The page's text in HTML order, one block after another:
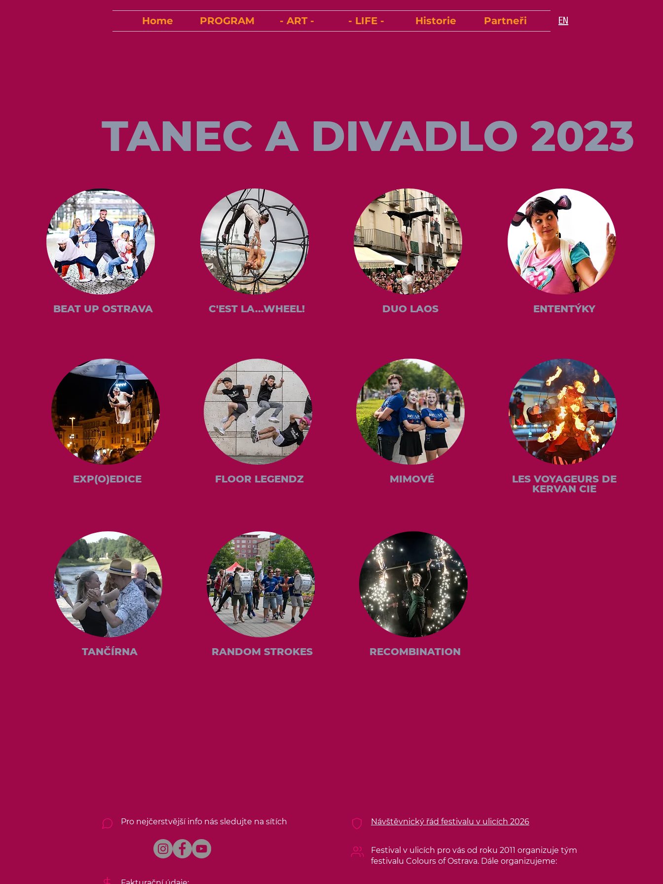
Home PROGRAM - ART - - LIFE - Historie Partneři EN
TANEC A DIVADLO 2023
BEAT UP OSTRAVA C'EST LA...WHEEL! DUO LAOS ENTENTÝKY
EXP(O)EDICE FLOOR LEGENDZ MIMOVÉ
LES VOYAGEURS DE
KERVAN CIE
TANČÍRNA RANDOM STROKES RECOMBINATION
Pro nejčerstvější info nás sledujte na sítích Návštěvnický řád festivalu v ulicích 2026
Festival v ulicích pro vás od roku 2011 organizuje tým
festivalu Colours of Ostrava. Dále organizujeme: